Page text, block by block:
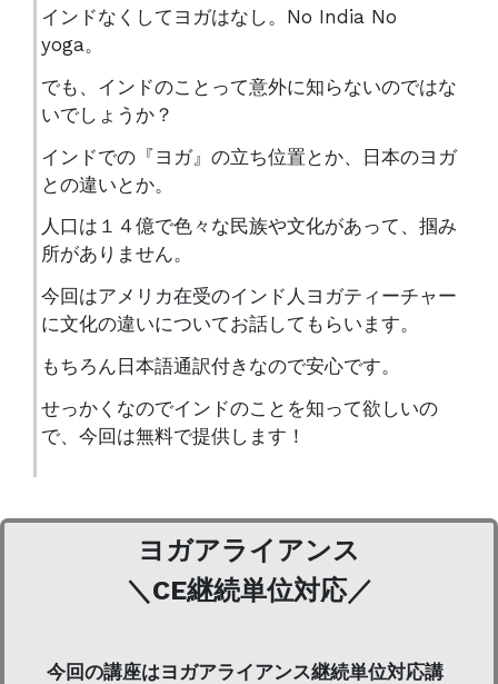
インドなくしてヨガはなし。No India No
yoga。
でも、インドのことって意外に知らないのではな
いでしょうか？
インドでの『ヨガ』の立ち位置とか、日本のヨガ
との違いとか。
人口は１４億で色々な民族や文化があって、掴み
所がありません。
今回はアメリカ在受のインド人ヨガティーチャー
に文化の違いについてお話してもらいます。
もちろん日本語通訳付きなので安心です。
せっかくなのでインドのことを知って欲しいの
で、今回は無料で提供します！
ヨガアライアンス
＼CE継続単位対応／
今回の講座はヨガアライアンス継続単位対応講